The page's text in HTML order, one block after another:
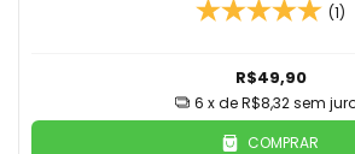
(1)
R$49,90
6 x deR$8,32sem
COMPRAR